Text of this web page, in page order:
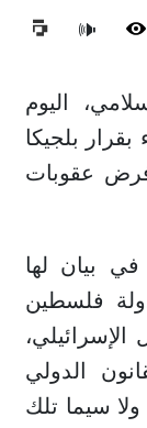
🔊
اليوم
بقرار بلجيكا
عقوبات
بيان لها
فلسطين
الدولي
سيما تلك